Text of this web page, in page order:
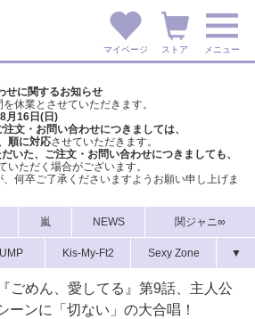
マイページ ストア メニュー
せに関するお知らせ
休業とさせていただきます。
月16日(日)
文・お問い合わせにつきましては、
順に対応させていただきます。
いた、ご注文・ お問い合わせにつきましても、
いただく場合がございます。
何卒ご了承くださいますようお願い申し上げま
嵐 NEWS 関ジャニ∞
Kis-My-Ft2 Sexy Zone ▼
ごめん、愛してる』第9話、主人公
ーンに「切ない」の大合唱！